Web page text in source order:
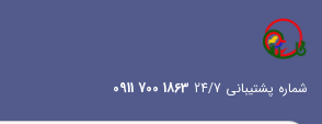
شماره پشتیبانی 24/7 1863 700 0911